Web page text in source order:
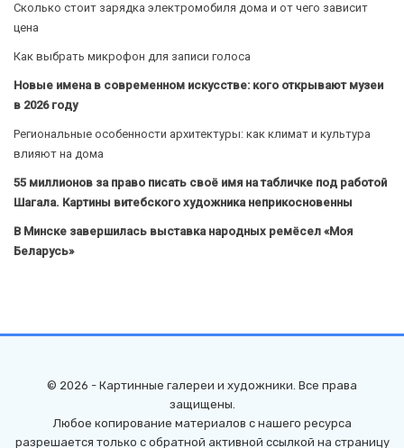
Сколько стоит зарядка электромобиля дома и от чего зависит
цена
Как выбрать микрофон для записи голоса
Новые имена в современном искусстве: кого открывают музеи
в 2026 году
Региональные особенности архитектуры: как климат и культура
влияют на дома
55 миллионов за право писать своё имя на табличке под работой
Шагала. Картины витебского художника неприкосновенны
В Минске завершилась выставка народных ремёсел «Моя
Беларусь»
© 2026 - Картинные галереи и художники. Все права
защищены.
Любое копирование материалов с нашего ресурса
разрешается только с обратной активной ссылкой на страницу